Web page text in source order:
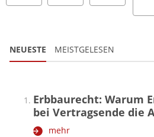
NEUESTE MEISTGELESEN
Erbbaurecht: Warum
bei Vertragsende die
mehr